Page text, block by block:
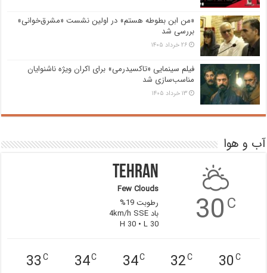
«من ابن بطوطه هستم» در اولین نشست «مشرق‌خوانی»
بررسی شد
۲۶ خرداد ۱۴۰۵
فیلم سینمایی «تاکسیدرمی» برای اکران ویژه ناشنوایان
مناسب‌سازی شد
۱۳ خرداد ۱۴۰۵
آب و هوا
30C
Tehran
Few Clouds
رطوبت 19%
باد 4km/h SSE
H 30 • L 30
30C
32C
34C
34C
33C